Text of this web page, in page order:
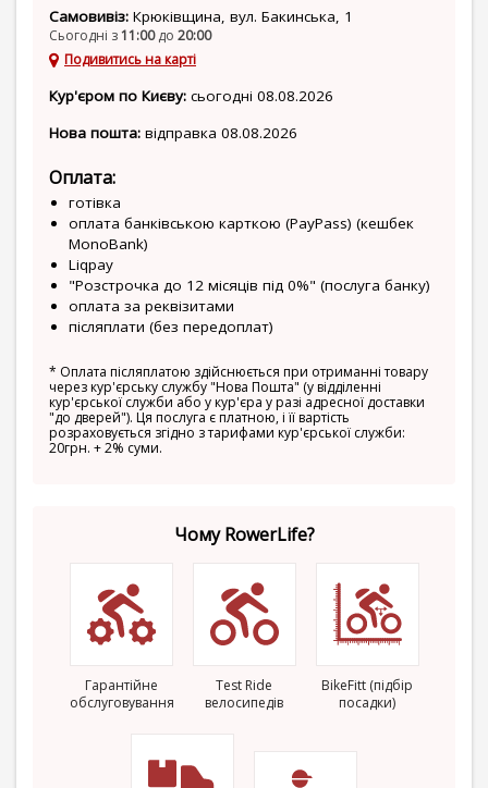
Самовивіз: Крюківщина, вул. Бакинська, 1
Сьогодні з11:00до 20:00
Подивитись на карті
Кур'єром по Києву: сьогодні 08.08.2026
Нова пошта: відправка 08.08.2026
Оплата:
готівка
оплата банківською карткою (PayPass) (кешбек
MonoBank)
Liqpay
"Розстрочка до 12 місяців під 0%" (послуга банку)
оплата за реквізитами
післяплати (без передоплат)
* Оплата післяплатою здійснюється при отриманні товару
через кур'єрську службу "Нова Пошта" (у відділенні
кур'єрської служби або у кур'єра у разі адресної доставки
"до дверей"). Ця послуга є платною, і її вартість
розраховується згідно з тарифами кур'єрської служби:
20грн. + 2% суми.
Чому RowerLife?
Гарантійне
обслуговування
Test Ride
велосипедів
BikeFitt (підбір
посадки)